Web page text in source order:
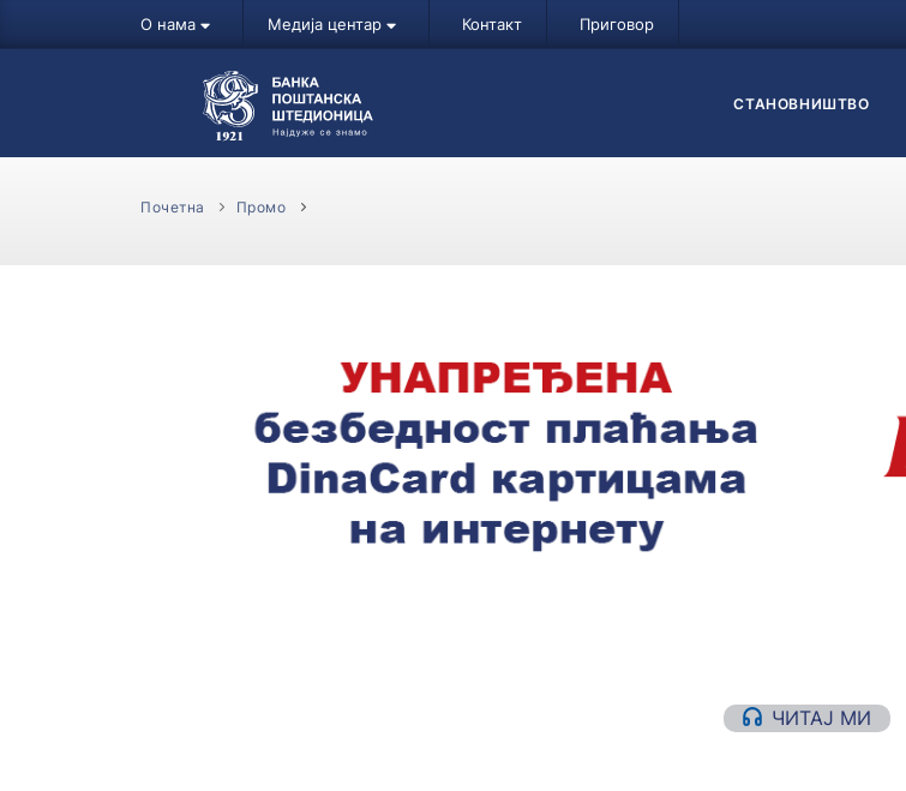
О нама Медија центар Контакт Приговор
СТАНОВНИШТВО
Почетна Промо
ЧИТАЈ МИ